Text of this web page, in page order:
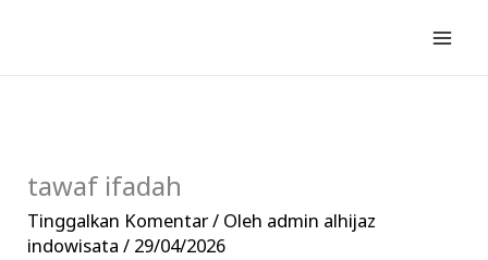
konten
tawaf ifadah
Tinggalkan Komentar/ Oleh admin alhijaz
indowisata/ 29/04/2026